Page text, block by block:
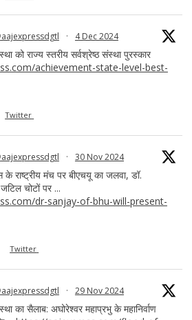
· 4 Dec 2024
को राज्य स्तरीय सर्वश्रेष्ठ संस्था पुरस्कार
achievement-state-level-best-
Twitter
· 30 Nov 2024
के राष्ट्रीय मंच पर बीएचयू का जलवा, डॉ.
चोटों पर ...
dr-sanjay-of-bhu-will-present-
Twitter
· 29 Nov 2024
का सैलाब: अघोरेश्वर महाप्रभु के महानिर्वाण